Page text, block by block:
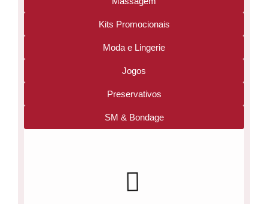
Kits Promocionais
Moda e Lingerie
Jogos
Preservativos
SM & Bondage